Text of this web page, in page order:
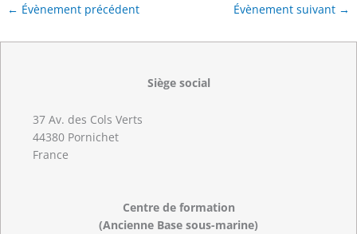
← Évènement précédent Évènement suivant →
Siège social
37 Av. des Cols Verts
44380 Pornichet
France
Centre de formation
(Ancienne Base sous-marine)